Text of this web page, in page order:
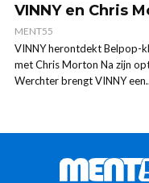
VINNY en Chris
MENT55
VINNY herontdekt Belpop-
met Chris Morton Na zijn
Werchter brengt VINNY